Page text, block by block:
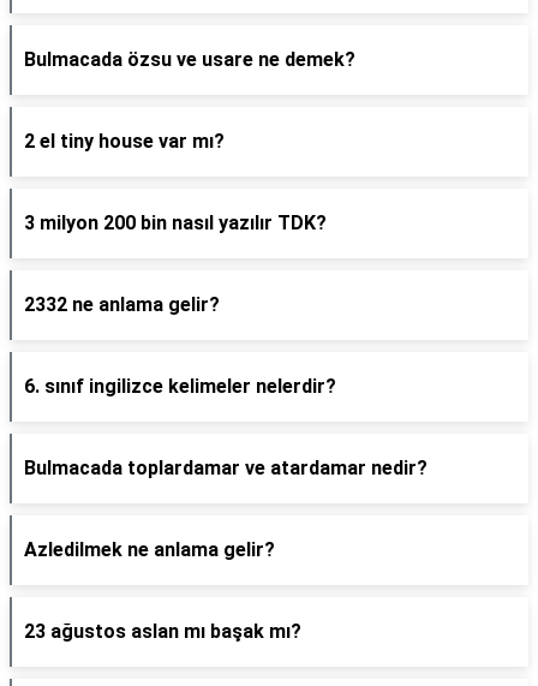
Bulmacada özsu ve usare ne demek?
2 el tiny house var mı?
3 milyon 200 bin nasıl yazılır TDK?
2332 ne anlama gelir?
6. sınıf ingilizce kelimeler nelerdir?
Bulmacada toplardamar ve atardamar nedir?
Azledilmek ne anlama gelir?
23 ağustos aslan mı başak mı?